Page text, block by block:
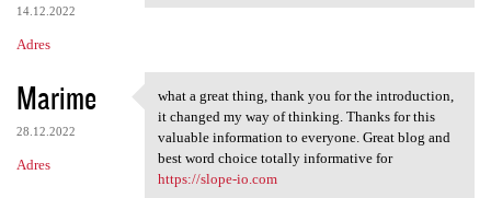
14.12.2022
Adres
Marime
28.12.2022
Adres
what a great thing, thank you
what a great thing, thank you for the introduction,
it changed my way of thinking. Thanks for this
valuable information to everyone. Great blog and
best word choice totally informative for
https://slope-io.com